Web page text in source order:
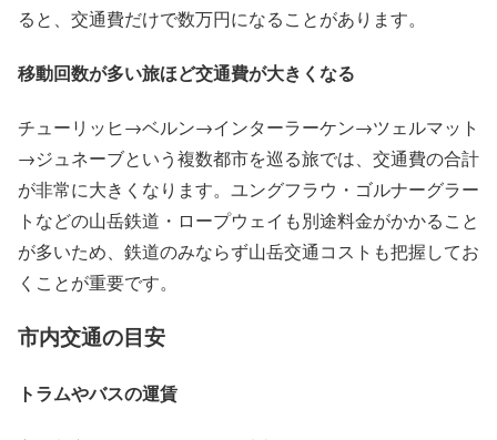
ると、交通費だけで数万円になることがあります。
移動回数が多い旅ほど交通費が大きくなる
チューリッヒ→ベルン→インターラーケン→ツェルマット
→ジュネーブという複数都市を巡る旅では、交通費の合計
が非常に大きくなります。ユングフラウ・ゴルナーグラー
トなどの山岳鉄道・ロープウェイも別途料金がかかること
が多いため、鉄道のみならず山岳交通コストも把握してお
くことが重要です。
市内交通の目安
トラムやバスの運賃